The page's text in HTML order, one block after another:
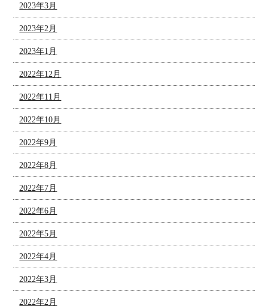
2023年3月
2023年2月
2023年1月
2022年12月
2022年11月
2022年10月
2022年9月
2022年8月
2022年7月
2022年6月
2022年5月
2022年4月
2022年3月
2022年2月